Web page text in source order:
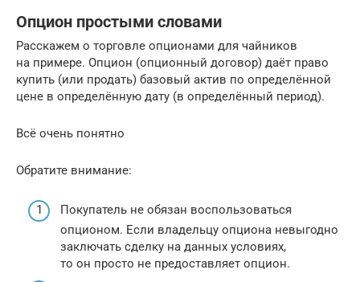
Опцион простыми словами
Расскажем о торговле опционами для чайников
на примере. Опцион (опционный договор) даёт право
купить (или продать) базовый актив по определённой
цене в определённую дату (в определённый период).
Всё очень понятно
Обратите внимание:
Покупатель не обязан воспользоваться
опционом. Если владельцу опциона невыгодно
заключать сделку на данных условиях,
то он просто не предоставляет опцион.